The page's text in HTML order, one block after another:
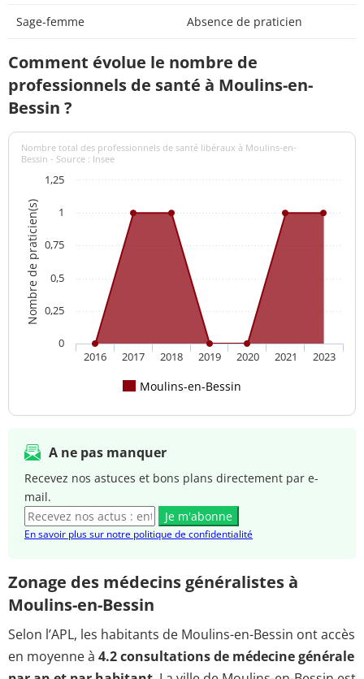
Sage-femme Absence de praticien
Comment évolue le nombre de
professionnels de santé à Moulins-en-
Bessin ?
Nombre de praticien(s)
Nombre total des professionnels de santé libéraux à Moulins-en-
Bessin - Source : Insee
Moulins-en-Bessin
2016 2017 2018 2019 2020 2021 2023
0
0,25
0,5
0,75
1
1,25
A ne pas manquer
Recevez nos astuces et bons plans directement par e-
mail.
Je m'abonne
En savoir plus sur notre politique de confidentialité
Zonage des médecins généralistes à
Moulins-en-Bessin
Selon l’APL, les habitants de Moulins-en-Bessin ont accès
en moyenne à 4.2 consultations de médecine générale